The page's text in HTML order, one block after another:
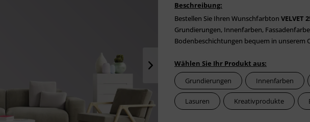
Beschreibung:
Bestellen Sie Ihren Wunschfarbton VELVET
Grundierungen, Innenfarben,
Bodenbeschichtungen bequem in unserem
Wählen Sie Ihr Produkt aus:
Grundierungen
Innenfarben
Lasuren Kreativprodukte